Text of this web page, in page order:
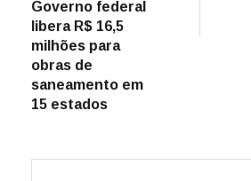
de
Post
post:
Governo federal
libera R$ 16,5
milhões para
obras de
saneamento em
15 estados